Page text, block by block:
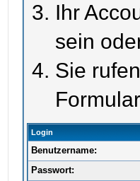
Ihr
sein
Sie
Login
Benutzername:
Passwort: